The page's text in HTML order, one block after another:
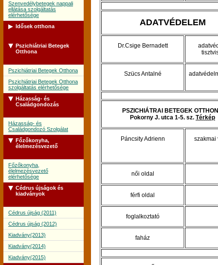
Szenvedélybetegek nappali
ellátása szolgáltatás
elérhetősége
Idősek otthona
Idősek Otthona
elérhetősége
Pszichiátriai Betegek
Otthona
Pszichiátriai Betegek Otthona
Pszichiátriai Betegek Otthona
szolgáltatás elérhetősége
Házasság- és
Családgondozás
Házasság- és
Családgondozó Szolgálat
Főzőkonyha,
élelmezésvezető
Főzőkonyha,
élelmezésvezető
elérhetősége
Cédrus újságok és
kiadványok
Cédrus újság (2011)
Cédrus újság (2012)
Kiadvány(2013)
Kiadvány(2014)
Kiadvány(2015)
ADATVÉDELEM
Dr.Csige Bernadett
Szücs Antalné
PSZICHIÁTRAI BETEGEK
Pokorny J. utca 1-5. sz. Térkép
Páncsity Adrienn szakmai
női oldal
férfi oldal
foglalkoztató
faház